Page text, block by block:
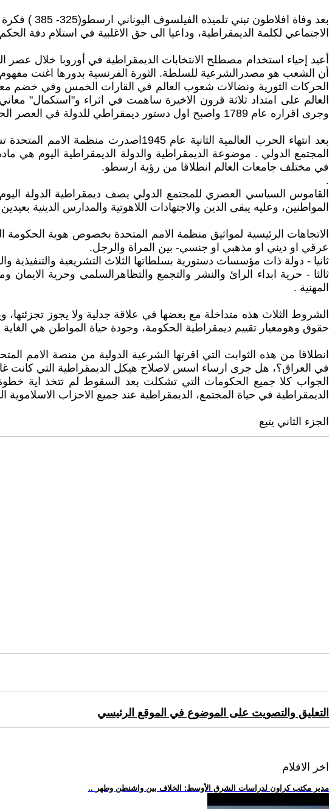
بعد وفاة
الاجتماعي لكلمة الديمقراطية، وداعيا الى حق الاغلبية في استلام دفة
أعيد إحياء استخدام مصطلح الانتخابات الديمقراطية في أوروبا خلال
أن الشعب هو مصدرالشرعية للسلطة. الثورة الفرنسية بدورها اغنت مفهوم
الحركات الثورية ونضالات شعوب العالم في القارات الخمس وفي خضم
وجرى اقراره عام 1789 واصبح اول دستور ديمقراطي للدولة في العصر الحديث
بعد انتهاء الحرب العالمية الثانية
المجتمع الدولي . موضوعة الديمقراطية والدولة الديمقراطية اليوم هي
في مختلف جامعات العالم انطلاقا من رؤية ارسطو.
.
القاموس السياسي العصري للمجتمع الدولي يصف ديمقراطية الدولة
المواطنين، وعليه يبقى الدين والاجتهادات اللاهوتية والمدارس
الاتجاهات الرئيسية لمواثيق منظمة الامم المتحدة بخصوص هوية
عرقي او ديني او مذهبي او جنسي- بين المراة والرجل.
ثانيا - دولة ذات مؤسسات دستورية بسلطاتها الثلاث التشريعية والتنفيذية
ثالثا - حرية ابداء الرائ والنشر والتجمع والتظاهرالسلمي وحرية
المهنية .
الشروط الثلاث هذه متداخلة مع بعضها في علاقة جدلية ولا يجوز
حقوق وهومعيار تقييم ديمقراطية الحكومة، وجودة حياة المواطن هي
انطلاقا من هذه الثوابت التي اقرتها الشرعية الدولية من منصة الامم
في العراق؟، هل جرى ارساء اسس لاصلاح هيكل الديمقراطية التي كانت
الجواب كلا جميع الحكومات التي تشكلت بعد السقوط لم تتخذ اية خطوة
الديمقراطية في حياة المجتمع، الديمقراطية عند جميع الاحزاب
الجزء الثاني يتبع
التعليق والتصويت على الموضوع في الموقع الرئيسي
اخر الافلام
.. مدير مكتب كراون لدراسات الشرق الأوسط: الخلاف بين واشنطن وطهر